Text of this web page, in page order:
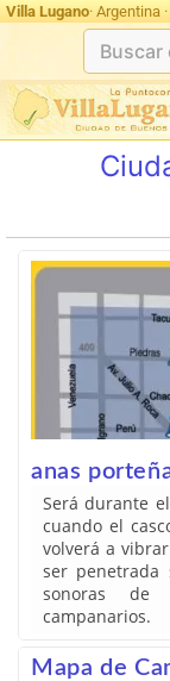
Villa Lugano· Argentina
anas
Será durante
cuando el
volverá a
ser penetrada
sonoras de
campanarios.
Mapa de